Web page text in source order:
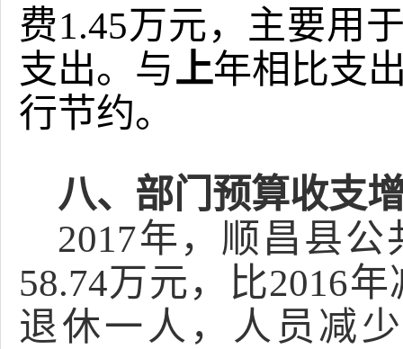
费1.45万元，主要用
支出。与上年相比支
行节约。
八、部门预算收支
2017年，顺昌县
58.74万元，比2016
退休一人，人员减